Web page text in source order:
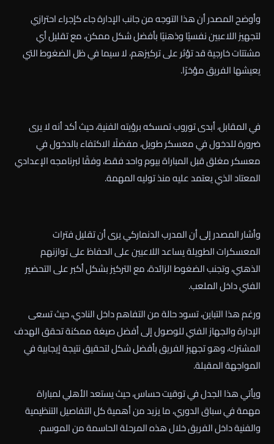
وأوضح المصدر أن هذا التوجه من جانب الإدارة جاء كإجراء احترازي
لتجهيز اللاعبين نفسيًا وذهنيًا بأفضل شكل ممكن، مع تقليل أي
مشتتات خارجية قد تؤثر على تركيزهم، لا سيما في ظل الضغوط التي
يعيشها الفريق مؤخرًا.
في المقابل، أبدى توروب تمسكه برؤيته الفنية، حيث أكد أنه لا يرى
ضرورة للدخول في معسكر طويل، مفضلًا الاكتفاء بالدخول في
معسكر مغلق قبل المباراة بيوم واحد فقط، وفقًا لبرنامجه الإعدادي
المعتاد الذي يعتمد عليه منذ توليه المهمة.
وأشار المصدر إلى أن المدرب الدنماركي يرى أن تقليل فترات
المعسكرات الطويلة يساعد اللاعبين على الحفاظ على توازنهم
الذهني، وتجنب الضغوط الزائدة، مع التركيز بشكل أكبر على التحضير
الفني داخل الملعب.
ورغم هذا التباين، تسود حالة من التفاهم داخل النادي، حيث تسعى
الإدارة والجهاز الفني للوصول إلى أفضل صيغة ممكنة تحقق الهدف
المشترك، وهو تجهيز الفريق بأفضل شكل لتحقيق نتيجة إيجابية في
المواجهة المقبلة.
ويأتي هذا الجدل في توقيت حساس، حيث يستعد الأهلي لمباراة
مهمة في سباق الدوري، ما يزيد من أهمية كل التفاصيل التنظيمية
والفنية داخل الفريق خلال هذه المرحلة الحاسمة من الموسم.